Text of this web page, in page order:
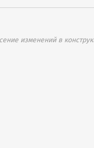
изменений в